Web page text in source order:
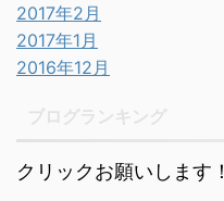
2017年2月
2017年1月
2016年12月
クリックお願いします！